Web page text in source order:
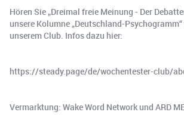
Hören Sie „Dreimal freie Meinung - Der
unsere Kolumne „Deutschland-
unserem Club. Infos dazu hier:
https://steady.page/de/wochentester-club/
Vermarktung: Wake Word Network und ARD